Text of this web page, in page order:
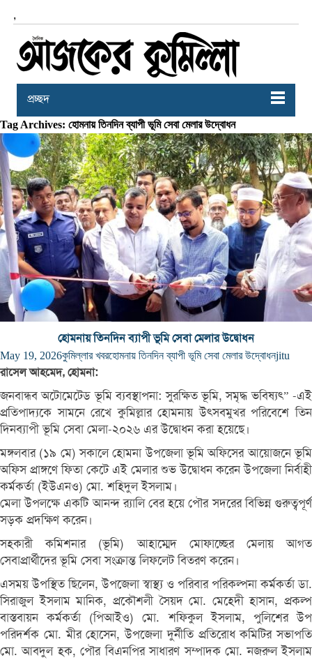
,
প্রচ্ছদ
Tag Archives: হোমনায় তিনদিন ব্যাপী ভূমি সেবা মেলার উদ্বোধন
হোমনায় তিনদিন ব্যাপী ভূমি সেবা মেলার উদ্বোধন
May 19, 2026কুমিল্লার খবরহোমনায় তিনদিন ব্যাপী ভূমি সেবা মেলার উদ্বোধনjitu
রাসেল আহমেদ, হোমনা:
জনবান্ধব অটোমেটেড ভূমি ব্যবস্থাপনা: সুরক্ষিত ভূমি, সমৃদ্ধ ভবিষ্যৎ” -এই
প্রতিপাদ্যকে সামনে রেখে কুমিল্লার হোমনায় উৎসবমুখর পরিবেশে তিন
দিনব্যাপী ভূমি সেবা মেলা-২০২৬ এর উদ্বোধন করা হয়েছে।
মঙ্গলবার (১৯ মে) সকালে হোমনা উপজেলা ভূমি অফিসের আয়োজনে ভূমি
অফিস প্রাঙ্গণে ফিতা কেটে এই মেলার শুভ উদ্বোধন করেন উপজেলা নির্বাহী
কর্মকর্তা (ইউএনও) মো. শহিদুল ইসলাম।
মেলা উপলক্ষে একটি আনন্দ র‍্যালি বের হয়ে পৌর সদরের বিভিন্ন গুরুত্বপূর্ণ
সড়ক প্রদক্ষিণ করেন।
সহকারী কমিশনার (ভূমি) আহাম্মেদ মোফাচ্ছের মেলায় আগত
সেবাপ্রার্থীদের ভূমি সেবা সংক্রান্ত লিফলেট বিতরণ করেন।
এসময় উপস্থিত ছিলেন, উপজেলা স্বাস্থ্য ও পরিবার পরিকল্পনা কর্মকর্তা ডা.
সিরাজুল ইসলাম মানিক, প্রকৌশলী সৈয়দ মো. মেহেদী হাসান, প্রকল্প
বাস্তবায়ন কর্মকর্তা (পিআইও) মো. শফিকুল ইসলাম, পুলিশের উপ
পরিদর্শক মো. মীর হোসেন, উপজেলা দুর্নীতি প্রতিরোধ কমিটির সভাপতি
মো. আবদুল হক, পৌর বিএনপির সাধারণ সম্পাদক মো. নজরুল ইসলাম